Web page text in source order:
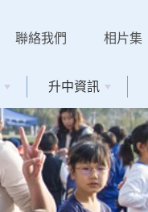
聯絡我們 相片集
升中資訊